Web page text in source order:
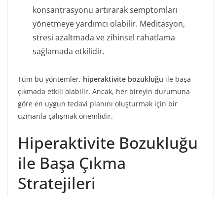
konsantrasyonu artırarak semptomları
yönetmeye yardımcı olabilir. Meditasyon,
stresi azaltmada ve zihinsel rahatlama
sağlamada etkilidir.
Tüm bu yöntemler, hiperaktivite bozukluğu ile başa
çıkmada etkili olabilir. Ancak, her bireyin durumuna
göre en uygun tedavi planını oluşturmak için bir
uzmanla çalışmak önemlidir.
Hiperaktivite Bozukluğu
ile Başa Çıkma
Stratejileri